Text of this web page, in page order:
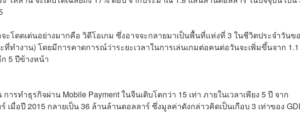
ะโดดเด่นอย่างมากคือ วิดีโอเกม ซึ่งอาจจะกลายมาเป็นพื้นที่แห่งที่ 3 ในชีวิตประจำวันข
ทำงาน) โดยมีการคาดการณ์ว่าระยะเวลาในการเล่นเกมต่อคนต่อวันจะเพิ่มขึ้นจาก 1.1
5 ปีข้างหน้า
ารทำธุรกิจผ่าน Mobile Payment ในจีนเติบโตกว่า 15 เท่า ภายในเวลาเพียง 5 ปี จาก
มื่อปี 2015 กลายเป็น 36 ล้านล้านดอลลาร์ ซึ่งมูลค่าดังกล่าวคิดเป็นเกือบ 3 เท่าของ